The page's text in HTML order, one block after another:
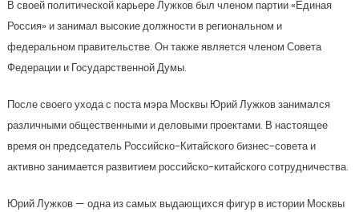
В своей политической карьере Лужков был членом партии «Единая
Россия» и занимал высокие должности в региональном и
федеральном правительстве. Он также является членом Совета
Федерации и Государственной Думы.
После своего ухода с поста мэра Москвы Юрий Лужков занимался
различными общественными и деловыми проектами. В настоящее
время он председатель Российско-Китайского бизнес-совета и
активно занимается развитием российско-китайского сотрудничества.
Юрий Лужков — одна из самых выдающихся фигур в истории Москвы